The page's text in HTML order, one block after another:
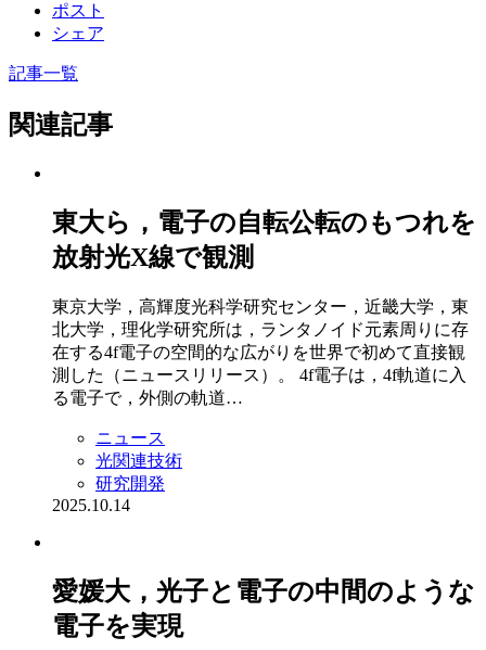
ポスト
シェア
記事一覧
関連記事
東大ら，電子の自転公転のもつれを
放射光X線で観測
東京大学，高輝度光科学研究センター，近畿大学，東
北大学，理化学研究所は，ランタノイド元素周りに存
在する4f電子の空間的な広がりを世界で初めて直接観
測した（ニュースリリース）。 4f電子は，4f軌道に入
る電子で，外側の軌道…
ニュース
光関連技術
研究開発
2025.10.14
愛媛大，光子と電子の中間のような
電子を実現